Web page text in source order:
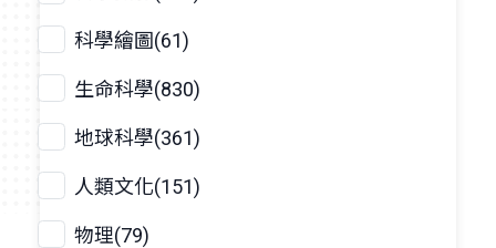
科學繪圖(61)
生命科學(830)
地球科學(361)
人類文化(151)
物理(79)